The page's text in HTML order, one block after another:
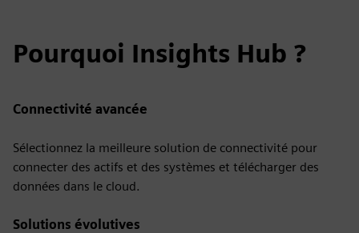
Pourquoi Insights Hub ?
Connectivité avancée
Sélectionnez la meilleure solution de connectivité pour
connecter des actifs et des systèmes et télécharger des
données dans le cloud.
Solutions évolutives